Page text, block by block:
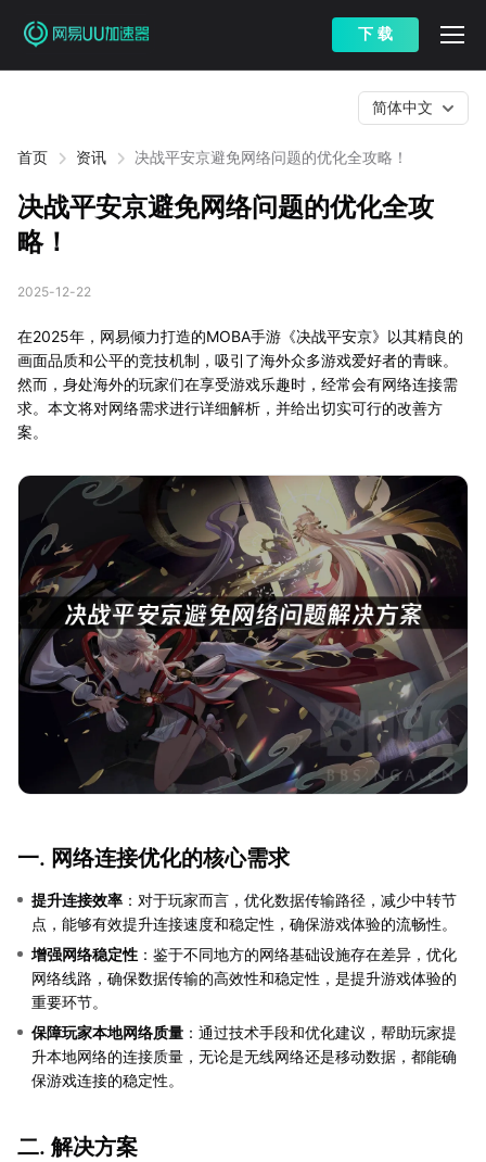
下 载
首页 资讯 决战平安京避免网络问题的优化全攻略！
简体中文
决战平安京避免网络问题的优化全攻
略！
2025-12-22
在2025年，网易倾力打造的MOBA手游《决战平安京》以其精良的
画面品质和公平的竞技机制，吸引了海外众多游戏爱好者的青睐。
然而，身处海外的玩家们在享受游戏乐趣时，经常会有网络连接需
求。本文将对网络需求进行详细解析，并给出切实可行的改善方
案。
一. 网络连接优化的核心需求
提升连接效率 ：对于玩家而言，优化数据传输路径，减少中转节
点，能够有效提升连接速度和稳定性，确保游戏体验的流畅性。
增强网络稳定性 ：鉴于不同地方的网络基础设施存在差异，优化
网络线路，确保数据传输的高效性和稳定性，是提升游戏体验的
重要环节。
保障玩家本地网络质量 ：通过技术手段和优化建议，帮助玩家提
升本地网络的连接质量，无论是无线网络还是移动数据，都能确
保游戏连接的稳定性。
二. 解决方案